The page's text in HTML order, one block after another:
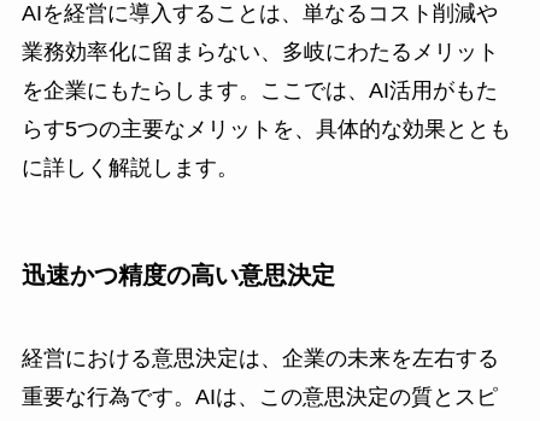
AIを経営に導入することは、単なるコスト削減や
業務効率化に留まらない、多岐にわたるメリット
を企業にもたらします。ここでは、AI活用がもた
らす5つの主要なメリットを、具体的な効果ととも
に詳しく解説します。
迅速かつ精度の高い意思決定
経営における意思決定は、企業の未来を左右する
重要な行為です。AIは、この意思決定の質とスピ